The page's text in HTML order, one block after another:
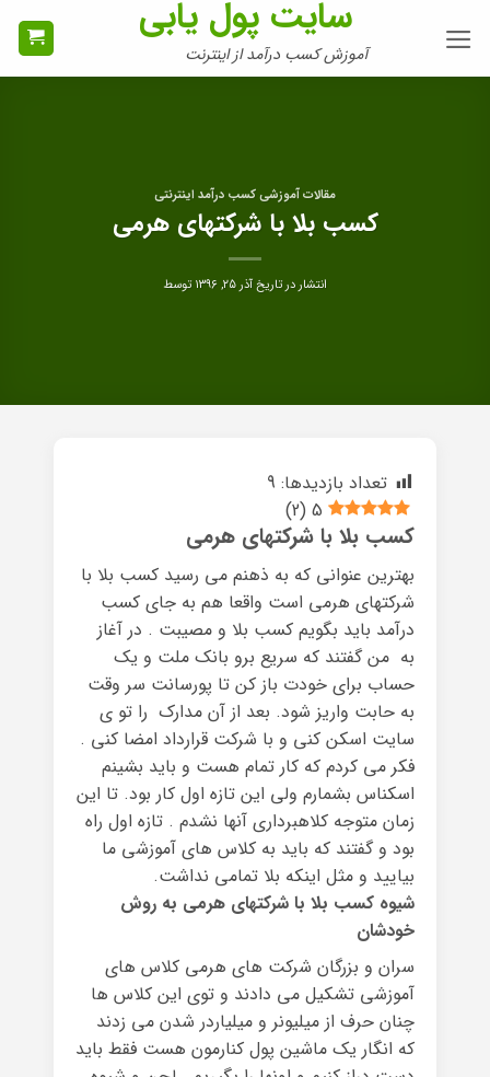
سایت پول یابی
آموزش کسب درآمد از اینترنت
مقالات آموزشی کسب درآمد اینترنتی
کسب بلا با شرکتهای هرمی
انتشار در تاریخآذر ۲۵, ۱۳۹۶ توسط
تعداد بازدیدها: 9
5
(
2
)
کسب بلا با شرکتهای هرمی
بهترین عنوانی که به ذهنم می رسید کسب بلا با
شرکتهای هرمی است واقعا هم به جای کسب
درآمد باید بگویم کسب بلا و مصیبت . در آغاز
به من گفتند که سریع برو بانک ملت و یک
حساب برای خودت باز کن تا پورسانت سر وقت
به حابت واریز شود. بعد از آن مدارک را تو ی
سایت اسکن کنی و با شرکت قرارداد امضا کنی .
فکر می کردم که کار تمام هست و باید بشینم
اسکناس بشمارم ولی این تازه اول کار بود. تا این
زمان متوجه کلاهبرداری آنها نشدم . تازه اول راه
بود و گفتند که باید به کلاس های آموزشی ما
بیایید و مثل اینکه بلا تمامی نداشت.
شیوه کسب بلا با شرکتهای هرمی به روش
خودشان
سران و بزرگان شرکت های هرمی کلاس های
آموزشی تشکیل می دادند و توی این کلاس ها
چنان حرف از میلیونر و میلیاردر شدن می زدند
که انگار یک ماشین پول کنارمون هست فقط باید